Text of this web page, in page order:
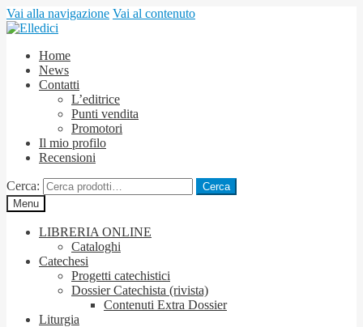
Vai alla navigazione Vai al contenuto
Home
News
Contatti
L’editrice
Punti vendita
Promotori
Il mio profilo
Recensioni
Cerca:
Cerca
Menu
LIBRERIA ONLINE
Cataloghi
Catechesi
Progetti catechistici
Dossier Catechista (rivista)
Contenuti Extra Dossier
Liturgia